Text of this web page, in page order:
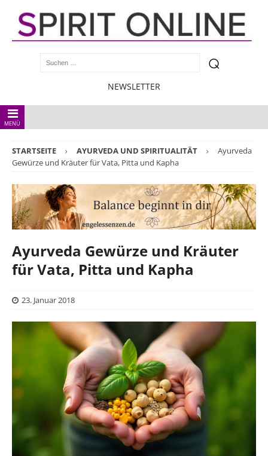
NEWSLETTER
MENÜ
STARTSEITE AYURVEDA UND SPIRITUALITÄT
Ayurveda
Gewürze und Kräuter für Vata, Pitta und Kapha
Ayurveda Gewürze und Kräuter
für Vata, Pitta und Kapha
23. Januar 2018